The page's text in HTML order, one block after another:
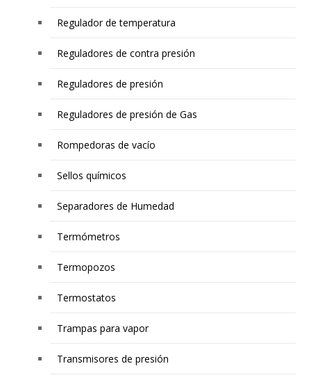
Regulador de temperatura
Reguladores de contra presión
Reguladores de presión
Reguladores de presión de Gas
Rompedoras de vacío
Sellos químicos
Separadores de Humedad
Termómetros
Termopozos
Termostatos
Trampas para vapor
Transmisores de presión